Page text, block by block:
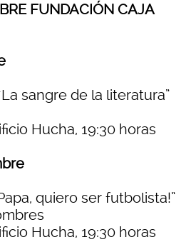
FUNDACIÓN CAJA
sangre de la literatura”
Hucha, 19:30 horas
quiero ser futbolista!”
Hucha, 19:30 horas